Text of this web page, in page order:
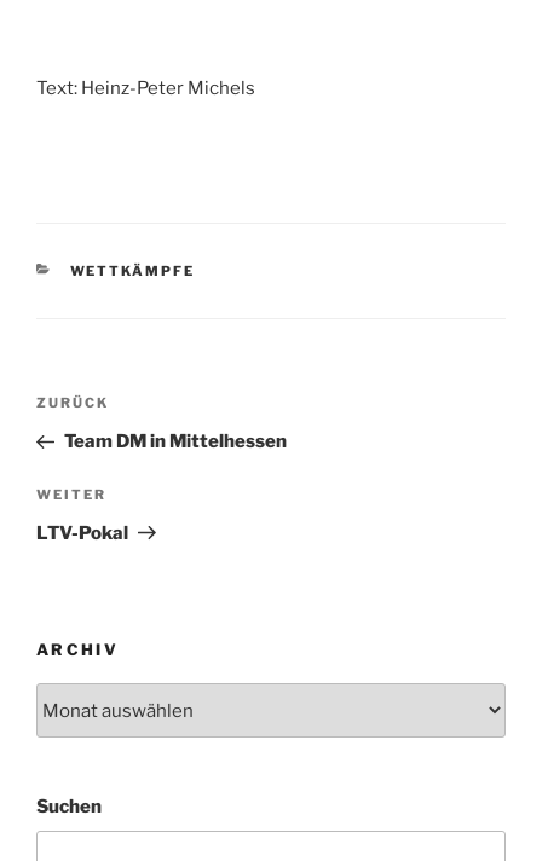
Text: Heinz-Peter Michels
KATEGORIEN
WETTKÄMPFE
Beitragsnavigation
Vorheriger
Beitrag
ZURÜCK
Team DM in Mittelhessen
Nächster
Beitrag
WEITER
LTV-Pokal
ARCHIV
Suchen